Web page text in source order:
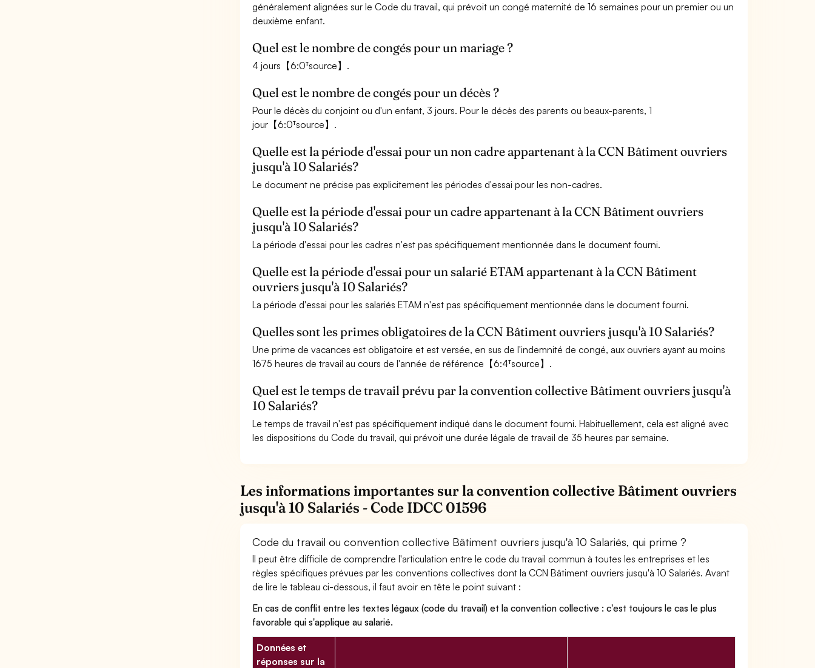
généralement alignées sur le Code du travail, qui prévoit un congé maternité de 16 semaines pour un premier ou un
deuxième enfant.
Quel est le nombre de congés pour un mariage ?
4 jours【6:0†source】.
Quel est le nombre de congés pour un décès ?
Pour le décès du conjoint ou d'un enfant, 3 jours. Pour le décès des parents ou beaux-parents, 1
jour【6:0†source】.
Quelle est la période d'essai pour un non cadre appartenant à la CCN Bâtiment ouvriers
jusqu'à 10 Salariés?
Le document ne précise pas explicitement les périodes d'essai pour les non-cadres.
Quelle est la période d'essai pour un cadre appartenant à la CCN Bâtiment ouvriers
jusqu'à 10 Salariés?
La période d'essai pour les cadres n'est pas spécifiquement mentionnée dans le document fourni.
Quelle est la période d'essai pour un salarié ETAM appartenant à la CCN Bâtiment
ouvriers jusqu'à 10 Salariés?
La période d'essai pour les salariés ETAM n'est pas spécifiquement mentionnée dans le document fourni.
Quelles sont les primes obligatoires de la CCN Bâtiment ouvriers jusqu'à 10 Salariés?
Une prime de vacances est obligatoire et est versée, en sus de l'indemnité de congé, aux ouvriers ayant au moins
1675 heures de travail au cours de l'année de référence【6:4†source】.
Quel est le temps de travail prévu par la convention collective Bâtiment ouvriers jusqu'à
10 Salariés?
Le temps de travail n'est pas spécifiquement indiqué dans le document fourni. Habituellement, cela est aligné avec
les dispositions du Code du travail, qui prévoit une durée légale de travail de 35 heures par semaine.
Les informations importantes sur la convention collective Bâtiment ouvriers
jusqu'à 10 Salariés - Code IDCC 01596
Code du travail ou convention collective Bâtiment ouvriers jusqu'à 10 Salariés, qui prime ?
Il peut être difficile de comprendre l'articulation entre le code du travail commun à toutes les entreprises et les
règles spécifiques prévues par les conventions collectives dont la CCN Bâtiment ouvriers jusqu'à 10 Salariés. Avant
de lire le tableau ci-dessous, il faut avoir en tête le point suivant :
En cas de conflit entre les textes légaux (code du travail) et la convention collective : c'est toujours le cas le plus
favorable qui s'applique au salarié.
Données et
réponses sur la